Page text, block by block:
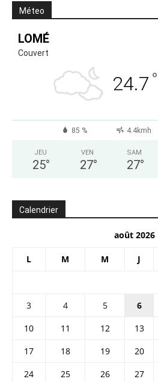
Méteo
LOMÉ
Couvert
24.7 °
85 % 4.4kmh
JEU
25°
VEN
27°
SAM
27°
Calendrier
août 2026
L M M J
3
4 5 6
10
11 12 13
17
18 19 20
24
25 26 27